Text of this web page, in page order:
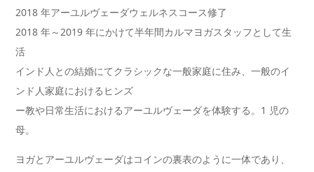
2018 年アーユルヴェーダウェルネスコース修了
2018 年～2019 年にかけて半年間カルマヨガスタッフとして生
活
インド人との結婚にてクラシックな一般家庭に住み、一般のイ
ンド人家庭におけるヒンズ
ー教や日常生活におけるアーユルヴェーダを体験する。1 児の
母。
ヨガとアーユルヴェーダはコインの裏表のように一体であり、